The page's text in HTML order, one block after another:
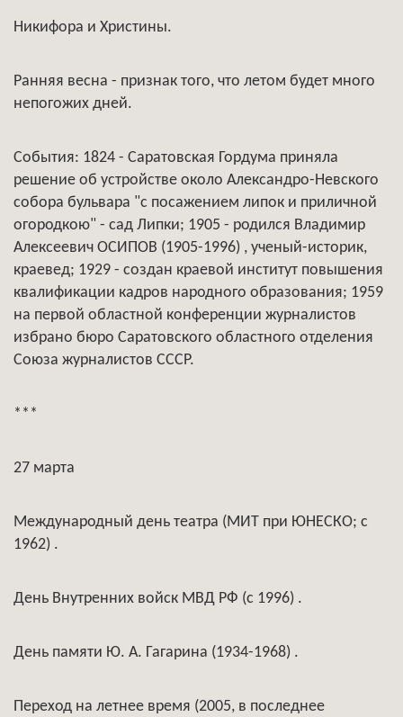
Никифора и Христины.
Ранняя весна - признак того, что летом будет много
непогожих дней.
События: 1824 - Саратовская Гордума приняла
решение об устройстве около Александро-Невского
собора бульвара "с посажением липок и приличной
огородкою" - сад Липки; 1905 - родился Владимир
Алексеевич ОСИПОВ (1905-1996) , ученый-историк,
краевед; 1929 - создан краевой институт повышения
квалификации кадров народного образования; 1959
на первой областной конференции журналистов
избрано бюро Саратовского областного отделения
Союза журналистов СССР.
***
27 марта
Международный день театра (МИТ при ЮНЕСКО; с
1962) .
День Внутренних войск МВД РФ (с 1996) .
День памяти Ю. А. Гагарина (1934-1968) .
Переход на летнее время (2005, в последнее